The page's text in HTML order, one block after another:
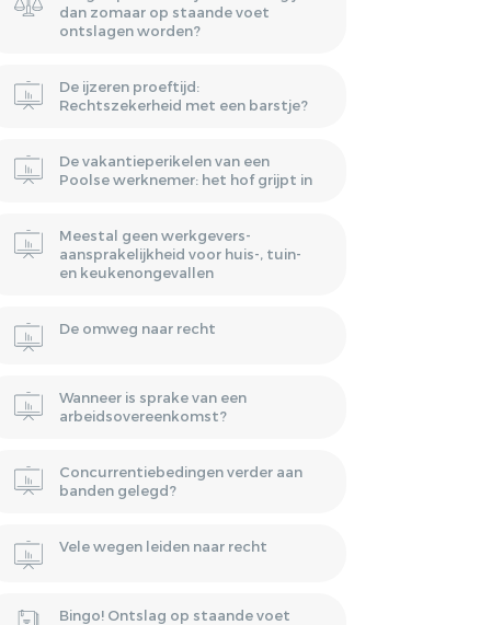
dan zomaar op staande voet
ontslagen worden?
De ijzeren proeftijd:
Rechtszekerheid met een barstje?
De vakantieperikelen van een
Poolse werknemer: het hof grijpt in
Meestal geen werkgevers-
aansprakelijkheid voor huis-, tuin-
en keukenongevallen
De omweg naar recht
Wanneer is sprake van een
arbeidsovereenkomst?
Concurrentiebedingen verder aan
banden gelegd?
Vele wegen leiden naar recht
Bingo! Ontslag op staande voet